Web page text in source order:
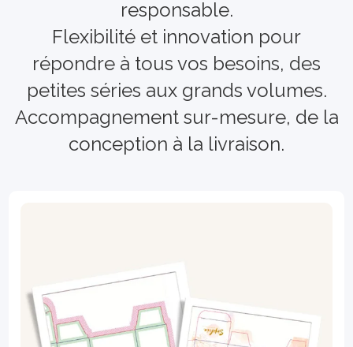
responsable.
Flexibilité et innovation pour
répondre à tous vos besoins, des
petites séries aux grands volumes.
Accompagnement sur-mesure, de la
conception à la livraison.